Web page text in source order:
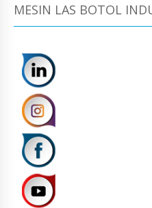
MESIN LAS BOTOL